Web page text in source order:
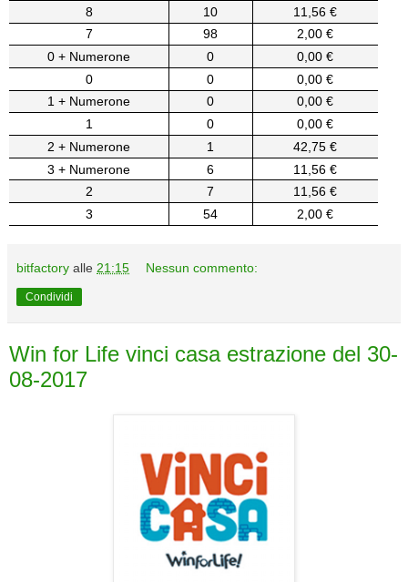
8
10
11,56 €
7
98
2,00 €
0 + Numerone
0
0,00 €
0
0
0,00 €
1 + Numerone
0
0,00 €
1
0
0,00 €
2 + Numerone
1
42,75 €
3 + Numerone
6
11,56 €
2
7
11,56 €
3
54 2,00 €
bitfactory alle 21:15 Nessun commento:
Condividi
Win for Life vinci casa estrazione del 30-
08-2017